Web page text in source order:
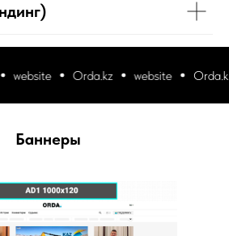
website Orda.kz website Orda.kz
Баннеры